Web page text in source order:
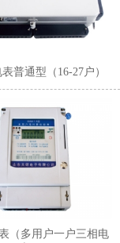
普通型（16-27户）
（多用户一户三相电